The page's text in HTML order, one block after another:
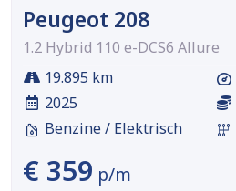
Peugeot 208
1.2 Hybrid 110 e-DCS6 Allure
19.895 km
2025
Benzine / Elektrisch
€ 359 p/m